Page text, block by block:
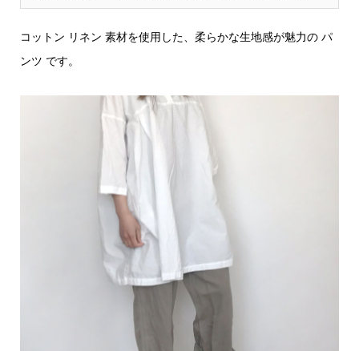
コットン リネン 素材を使用した、柔らかな生地感が魅力の パ
ンツ です。